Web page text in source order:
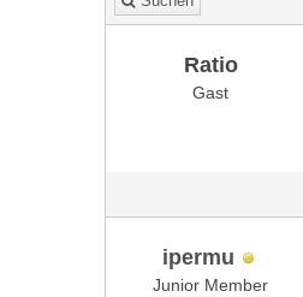
Ratio
Gast
ipermu
Junior Member